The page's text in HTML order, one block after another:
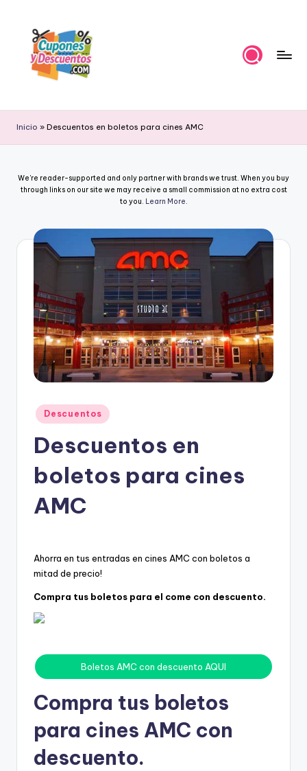
content
u
p
o
n
s
D
estas
y
descuentos
Inicio » Descuentos en boletos para cines AMC
We're reader-supported and only partner with brands we trust. When you buy
through links on our site we may receive a small commission at no extra cost
to you. Learn More.
Posted
in
Descuentos
Descuentos en
boletos para cines
AMC
Ahorra en tus entradas en cines AMC con boletos a
mitad de precio!
Compra tus boletos para el come con descuento.
Boletos AMC con descuento AQUI
Compra tus boletos
para cines AMC con
descuento.